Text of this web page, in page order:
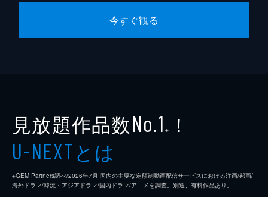
今すぐ観る
見放題作品数No.1 ※ ！
U-NEXTとは
※GEM Partners調べ/2026年7⽉ 国内の主要な定額制動画配信サービスにおける洋画/邦画/
海外ドラマ/韓流・アジアドラマ/国内ドラマ/アニメを調査。別途、有料作品あり。